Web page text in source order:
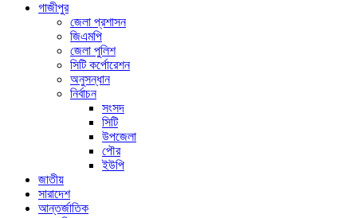
গাজীপুর
জেলা প্রশাসন
জিএমপি
জেলা পুলিশ
সিটি কর্পোরেশন
অনুসন্ধান
নির্বাচন
সংসদ
সিটি
উপজেলা
পৌর
ইউপি
জাতীয়
সারাদেশ
আন্তর্জাতিক